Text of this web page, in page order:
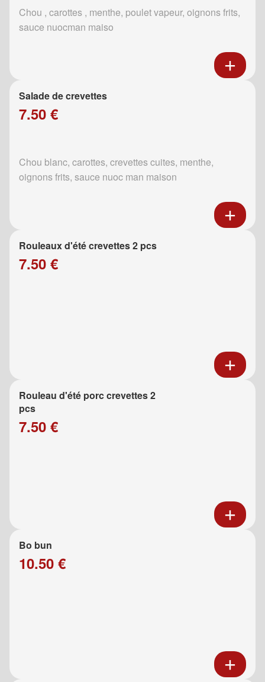
Chou , carottes , menthe, poulet vapeur, oignons frits,
sauce nuocman maiso
Salade de crevettes
7.50 €
Chou blanc, carottes, crevettes cuites, menthe,
oignons frits, sauce nuoc man maison
Rouleaux d'été crevettes 2 pcs
7.50 €
Rouleau d'été porc crevettes 2
pcs
7.50 €
Bo bun
10.50 €